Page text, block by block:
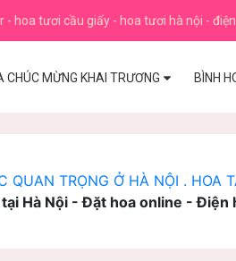
hoa tươi cầu giấy - hoa tươi hà nội -
CHÚC MỪNG KHAI TRƯƠNG BÌNH
QUAN TRỌNG Ở HÀ NỘI . HOA
Hà Nội - Đặt hoa online - Điện